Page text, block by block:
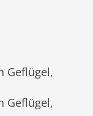
Geflügel,
Geflügel,